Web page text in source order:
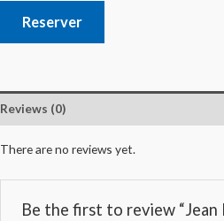
Reserver
Reviews (0)
There are no reviews yet.
Be the first to review